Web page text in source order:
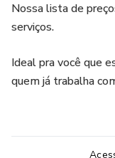
Nossa lista de
serviços.
Ideal pra você que
quem já trabalha